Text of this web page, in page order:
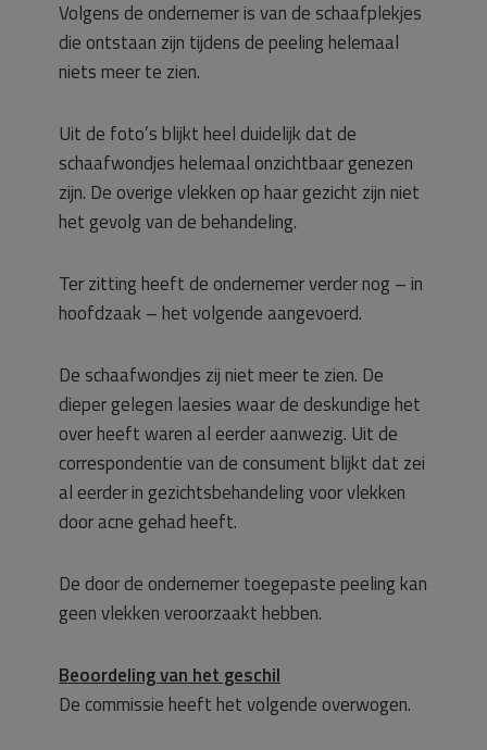
Volgens de ondernemer is van de schaafplekjes
die ontstaan zijn tijdens de peeling helemaal
niets meer te zien.
Uit de foto’s blijkt heel duidelijk dat de
schaafwondjes helemaal onzichtbaar genezen
zijn. De overige vlekken op haar gezicht zijn niet
het gevolg van de behandeling.
Ter zitting heeft de ondernemer verder nog – in
hoofdzaak – het volgende aangevoerd.
De schaafwondjes zij niet meer te zien. De
dieper gelegen laesies waar de deskundige het
over heeft waren al eerder aanwezig. Uit de
correspondentie van de consument blijkt dat zei
al eerder in gezichtsbehandeling voor vlekken
door acne gehad heeft.
De door de ondernemer toegepaste peeling kan
geen vlekken veroorzaakt hebben.
Beoordeling van het geschil
De commissie heeft het volgende overwogen.